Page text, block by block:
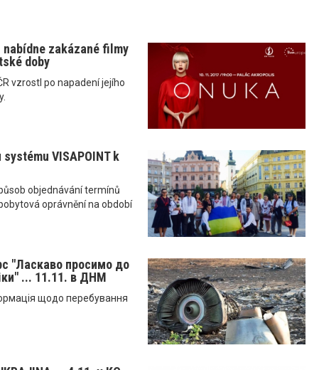
zakázané filmy
doby
vzrostl po napadení jejího
VISAPOINT k
objednávání termínů
oprávnění na období
"Ласкаво просимо до
... 11.11. в ДНМ
щодо перебування